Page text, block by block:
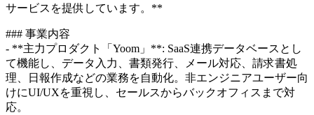
サービスを提供しています。**
### 事業内容
- **主力プロダクト「Yoom」**: SaaS連携データベースとし
て機能し、データ入力、書類発行、メール対応、請求書処
理、日報作成などの業務を自動化。非エンジニアユーザー向
けにUI/UXを重視し、セールスからバックオフィスまで対
応。